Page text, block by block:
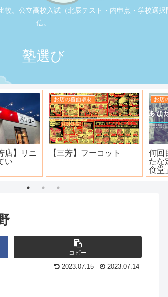
。公立高校入試（北辰テスト・内申点・学校選
信。
塾選び
ニュー宝
お店の覆面取材
地元本格寿司屋。おり
お店
【ふ
ーキ
キ！
コピー
2023.07.15 2023.07.14